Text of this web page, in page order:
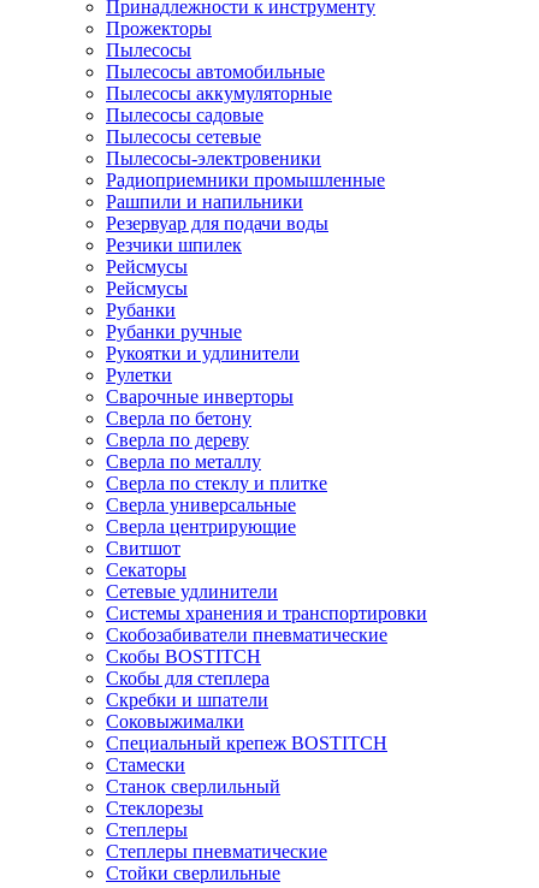
Принадлежности к инструменту
Прожекторы
Пылесосы
Пылесосы автомобильные
Пылесосы аккумуляторные
Пылесосы садовые
Пылесосы сетевые
Пылесосы-электровеники
Радиоприемники промышленные
Рашпили и напильники
Резервуар для подачи воды
Резчики шпилек
Рейсмусы
Рейсмусы
Рубанки
Рубанки ручные
Рукоятки и удлинители
Рулетки
Сварочные инверторы
Сверла по бетону
Сверла по дереву
Сверла по металлу
Сверла по стеклу и плитке
Сверла универсальные
Сверла центрирующие
Свитшот
Секаторы
Сетевые удлинители
Системы хранения и транспортировки
Скобозабиватели пневматические
Скобы BOSTITCH
Скобы для степлера
Скребки и шпатели
Соковыжималки
Специальный крепеж BOSTITCH
Стамески
Станок сверлильный
Стеклорезы
Степлеры
Степлеры пневматические
Стойки сверлильные